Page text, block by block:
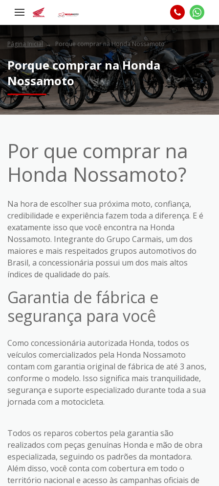
Página Inicial Porque comprar na Honda Nossamoto
Porque comprar na Honda
Nossamoto
Por que comprar na
Honda Nossamoto?
Na hora de escolher sua próxima moto, confiança,
credibilidade e experiência fazem toda a diferença. E é
exatamente isso que você encontra na Honda
Nossamoto. Integrante do Grupo Carmais, um dos
maiores e mais respeitados grupos automotivos do
Brasil, a concessionária possui um dos mais altos
índices de qualidade do país.
Garantia de fábrica e
segurança para você
Como concessionária autorizada Honda, todos os
veículos comercializados pela Honda Nossamoto
contam com garantia original de fábrica de até 3 anos,
conforme o modelo. Isso significa mais tranquilidade,
segurança e suporte especializado durante toda a sua
jornada com a motocicleta.
Todos os reparos cobertos pela garantia são
realizados com peças genuínas Honda e mão de obra
especializada, seguindo os padrões da montadora.
Além disso, você conta com cobertura em todo o
território nacional e acesso às campanhas oficiais de